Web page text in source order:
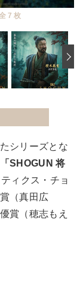
7 枚
シリーズとな
「SHOGUN 将
ィクス・チョ
（真田広
賞（穂志もえ